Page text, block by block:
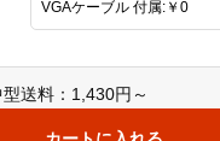
型送料：1,430円～